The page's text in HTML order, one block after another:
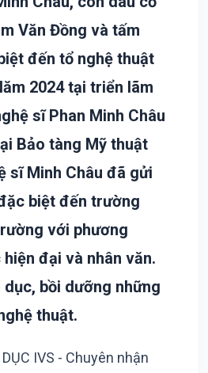
Văn Đồng và tấm
đến tổ nghệ thuật
2024 tại triển lãm
sĩ Phan Minh Châu
Bảo tàng Mỹ thuật
sĩ Minh Châu đã gửi
biệt đến trường
với phương
đại và nhân văn.
bồi dưỡng những
thuật.
IVS - Chuyên nhận